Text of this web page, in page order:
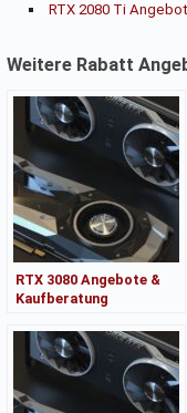
RTX 2080 Ti
Weitere Rabatt
RTX 3080 Angebote &
Kaufberatung